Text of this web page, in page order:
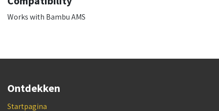
Works with Bambu AMS
Ontdekken
Startpagina